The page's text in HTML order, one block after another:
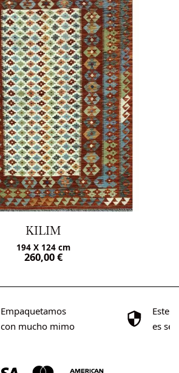
KILIM
194 X 124 cm
260,00€
Empaquetamos
con mucho mimo
Este
es